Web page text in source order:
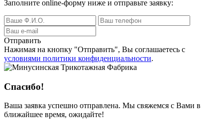
Заполните online-форму ниже и отправьте заявку:
Отправить
Нажимая на кнопку "Отправить", Вы соглашаетесь с
условиями политики конфиденциальности.
Спасибо!
Ваша заявка успешно отправлена. Мы свяжемся с Вами в
ближайшее время, ожидайте!